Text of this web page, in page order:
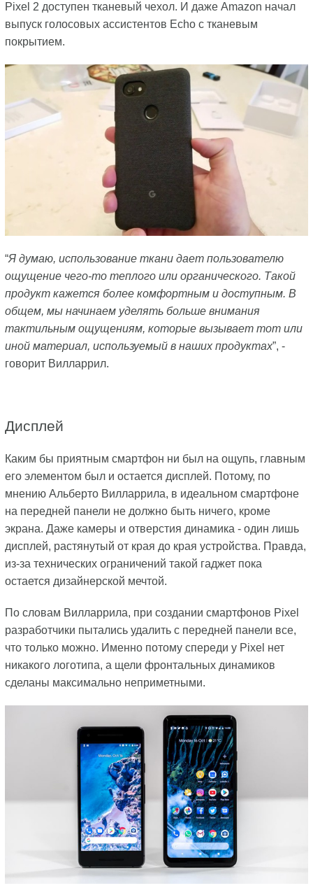
Pixel 2 доступен тканевый чехол. И даже Amazon начал
выпуск голосовых ассистентов Echo с тканевым
покрытием.
“Я думаю, использование ткани дает пользователю
ощущение чего-то теплого или органического. Такой
продукт кажется более комфортным и доступным. В
общем, мы начинаем уделять больше внимания
тактильным ощущениям, которые вызывает тот или
иной материал, используемый в наших продуктах”, -
говорит Вилларрил.
Дисплей
Каким бы приятным смартфон ни был на ощупь, главным
его элементом был и остается дисплей. Потому, по
мнению Альберто Вилларрила, в идеальном смартфоне
на передней панели не должно быть ничего, кроме
экрана. Даже камеры и отверстия динамика - один лишь
дисплей, растянутый от края до края устройства. Правда,
из-за технических ограничений такой гаджет пока
остается дизайнерской мечтой.
По словам Вилларрила, при создании смартфонов Pixel
разработчики пытались удалить с передней панели все,
что только можно. Именно потому спереди у Pixel нет
никакого логотипа, а щели фронтальных динамиков
сделаны максимально неприметными.